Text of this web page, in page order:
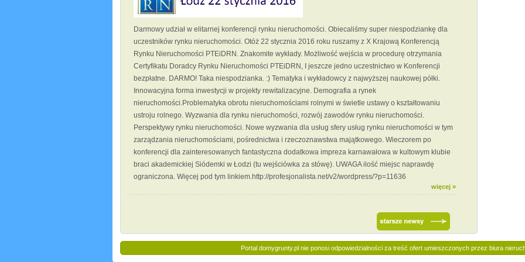
Darmowy udział w elitarnej konferencji rynku nieruchomości. Obiecaliśmy super niespodziankę dla
uczestników rynku nieruchomości. Otóż 22 stycznia 2016 roku ruszamy z X Krajową Konferencją
Rynku Nieruchomości PTEiDRN. Znakomite wykłady. Możliwość wejścia w procedurę otrzymania
Certyfikatu Doradcy Rynku Nieruchomości PTEiDRN, I jeszcze jedno uczestnictwo w Konferencji
bezpłatne. DARMO! Taka niespodzianka. :) Tematyka i wykładowcy z najwyższej naukowej półki.
Innowacyjna forma inwestycji w projekty rewitalizacyjne. Demografia a rynek
nieruchomości.Problematyka obrotu nieruchomościami rolnymi w świetle ustawy o kształtowaniu
ustroju rolnego. Wyzwania dla rynku nieruchomości, rozwój zawodów rynku nieruchomości.
Perspektywy rynku nieruchomości. Nowe wyzwania dla usług sfery usług rynku nieruchomości w tym
zarządzania nieruchomościami, pośrednictwa i rzeczoznawstwa majątkowego. Wieczorem po
konferencji dla zainteresowanych fantastyczna dodatkowa impreza karnawałowa w kultowym klubie
braci akademickiej Siódemki w Łodzi (tu wejściówka za stówę). UWAGA ilość miejsc naprawdę
ograniczona. Więcej pod tym linkiem.http://profesjonalista.net/v2/wordpress/?p=11636
więcej »
Portal domygrunty.pl nie ponosi odpowiedzialności za treść ofert umieszczonych przez biura